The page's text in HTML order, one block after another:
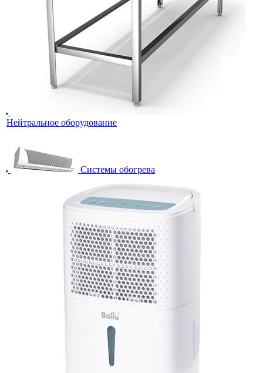
Нейтральное оборудование
Системы обогрева